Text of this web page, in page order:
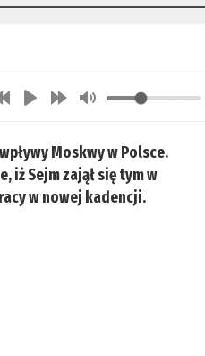
Moskwy w Polsce.
iż Sejm zajął się tym w
w nowej kadencji.